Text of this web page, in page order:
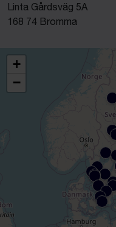
Linta Gårdsväg 5A
168 74 Bromma
+
−